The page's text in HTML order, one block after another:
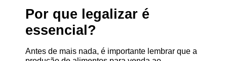
Por que legalizar é
essencial?
Antes de mais nada, é importante lembrar que a